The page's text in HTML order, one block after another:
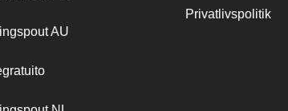
AU
Privatlivspolitik